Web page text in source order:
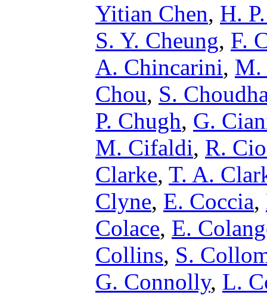
Yitian Chen, H.
S. Y. Cheung, F.
A. Chincarini, M.
Chou, S.
P. Chugh, G.
M. Cifaldi, R.
Clarke, T. A.
Clyne, E. Coccia,
Colace, E.
Collins, S.
G. Connolly, L.